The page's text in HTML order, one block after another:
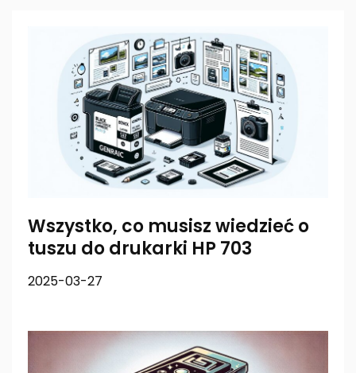
Wszystko, co musisz wiedzieć o
tuszu do drukarki HP 703
2025-03-27